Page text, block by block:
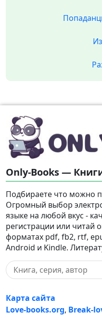
Only-Books —
Подбираете что можно
Огромный выбор
языке на любой вкус -
регистрации или читай
форматах pdf, fb2, rtf,
Android и Kindle.
Карта сайта
Love-books.org, Break-